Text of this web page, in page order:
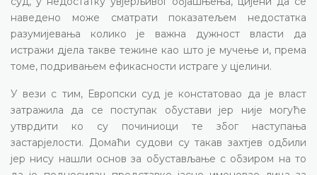
наведено може сматрати показатељем недостатка
разумијевања колико је важна дужност власти да
истражи дјела такве тежине као што је мучење и, према
томе, подривањем ефикасности истраге у цјелини.
У вези с тим, Европски суд је констатовао да је власт
затражила да се поступак обустави јер није могуће
утврдити ко су починиоци те због наступања
застарјелости. Домаћи судови су такав захтјев одбили
јер нису нашли основ за обустављање с обзиром на то